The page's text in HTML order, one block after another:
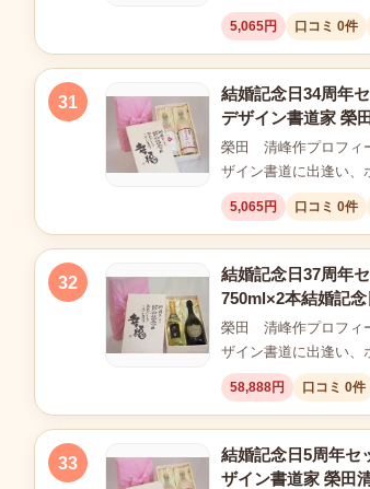
5,065円 口コミ 0件
31
結婚記念日34周年
デザイン書道家 榮
榮田 清峰作プロフィ
ザイン書道に出逢い
5,065円 口コミ 0件
32
結婚記念日37周年
750ml×2本結婚記
榮田 清峰作プロフィ
ザイン書道に出逢い
58,888円 口コミ 0件
33
結婚記念日5周年セ
ザイン書道家 榮田